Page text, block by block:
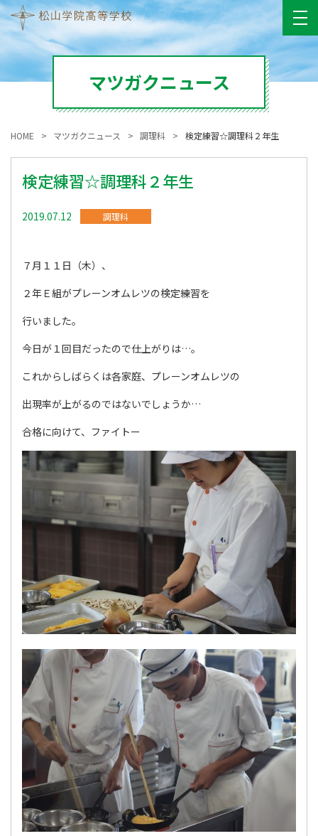
マツガクニュース
HOME マツガクニュース 調理科 検定練習☆調理科２年生
検定練習☆調理科２年生
2019.07.12 調理科
７月１１日（木）、
２年Ｅ組がプレーンオムレツの検定練習を
行いました。
今日が１回目だったので仕上がりは…。
これからしばらくは各家庭、プレーンオムレツの
出現率が上がるのではないでしょうか…
合格に向けて、ファイトー